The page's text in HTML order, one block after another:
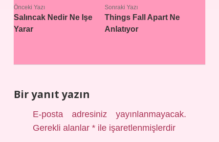
Önceki Yazı
Salıncak Nedir Ne Işe
Yarar
Sonraki Yazı
Things Fall Apart Ne
Anlatıyor
Bir yanıt yazın
E-posta adresiniz yayınlanmayacak.
Gerekli alanlar* ile işaretlenmişlerdir